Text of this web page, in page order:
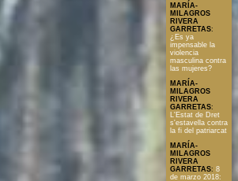
MARÍA-
MILAGROS
RIVERA
GARRETAS:
¿Es ya
impensable la
violencia
masculina contra
las mujeres?
MARÍA-
MILAGROS
RIVERA
GARRETAS:
L'Estat de Dret
s'estavella contra
la fi del patriarcat
MARÍA-
MILAGROS
RIVERA
GARRETAS: 8
de marzo 2018: